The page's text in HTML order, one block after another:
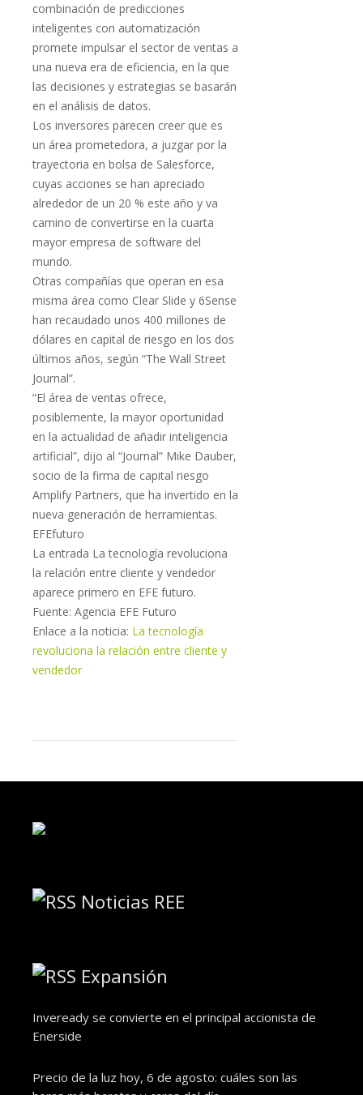
combinación de predicciones
inteligentes con automatización
promete impulsar el sector de ventas a
una nueva era de eficiencia, en la que
las decisiones y estrategias se basarán
en el análisis de datos.
Los inversores parecen creer que es
un área prometedora, a juzgar por la
trayectoria en bolsa de Salesforce,
cuyas acciones se han apreciado
alrededor de un 20 % este año y va
camino de convertirse en la cuarta
mayor empresa de software del
mundo.
Otras compañías que operan en esa
misma área como Clear Slide y 6Sense
han recaudado unos 400 millones de
dólares en capital de riesgo en los dos
últimos años, según “The Wall Street
Journal”.
“El área de ventas ofrece,
posiblemente, la mayor oportunidad
en la actualidad de añadir inteligencia
artificial”, dijo al “Journal” Mike Dauber,
socio de la firma de capital riesgo
Amplify Partners, que ha invertido en la
nueva generación de herramientas.
EFEfuturo
La entrada La tecnología revoluciona
la relación entre cliente y vendedor
aparece primero en EFE futuro.
Fuente: Agencia EFE Futuro
Enlace a la noticia: La tecnología
revoluciona la relación entre cliente y
vendedor
Noticias REE
Expansión
Inveready se convierte en el principal accionista de
Enerside
Precio de la luz hoy, 6 de agosto: cuáles son las